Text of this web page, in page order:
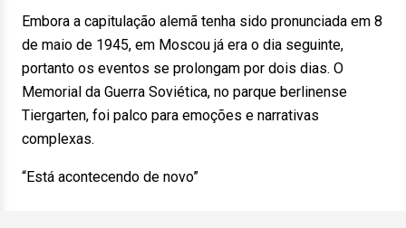
Embora a capitulação alemã tenha sido pronunciada em 8
de maio de 1945, em Moscou já era o dia seguinte,
portanto os eventos se prolongam por dois dias. O
Memorial da Guerra Soviética, no parque berlinense
Tiergarten, foi palco para emoções e narrativas
complexas.
“Está acontecendo de novo”